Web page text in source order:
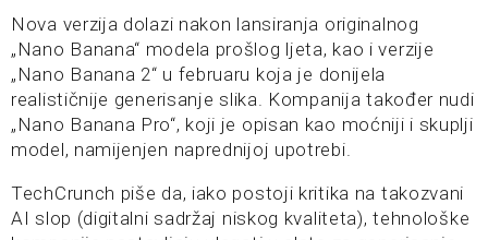
Nova verzija dolazi nakon lansiranja originalnog
„Nano Banana“ modela prošlog ljeta, kao i verzije
„Nano Banana 2“ u februaru koja je donijela
realističnije generisanje slika. Kompanija također nudi
„Nano Banana Pro“, koji je opisan kao moćniji i skuplji
model, namijenjen naprednijoj upotrebi.
TechCrunch piše da, iako postoji kritika na takozvani
AI slop (digitalni sadržaj niskog kvaliteta), tehnološke